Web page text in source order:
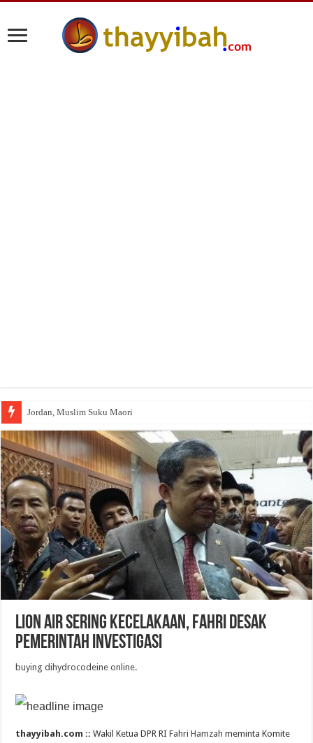
Jordan, Muslim Suku Maori
Wakaf Emas Muktamar
Lion Air Sering Kecelakaan, Fahri Desak
Pemerintah Investigasi
buying dihydrocodeine online.
thayyibah.com ::Wakil Ketua DPR RIFahri Hamzahmeminta Komite